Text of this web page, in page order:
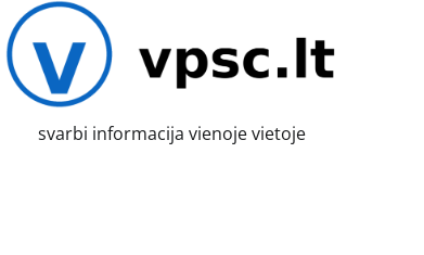
svarbi informacija vienoje vietoje